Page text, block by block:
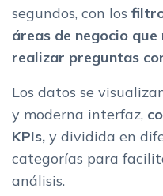
segundos, con los
áreas de negocio
realizar preguntas
Los datos se
y moderna interfaz,
KPIs, y dividida en
categorías para
análisis.